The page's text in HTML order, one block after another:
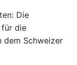
Die
für die
dem Schweizer